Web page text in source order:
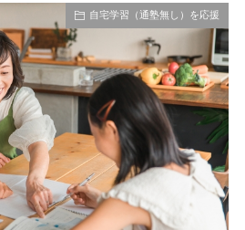
自宅学習（通塾無し）を応援